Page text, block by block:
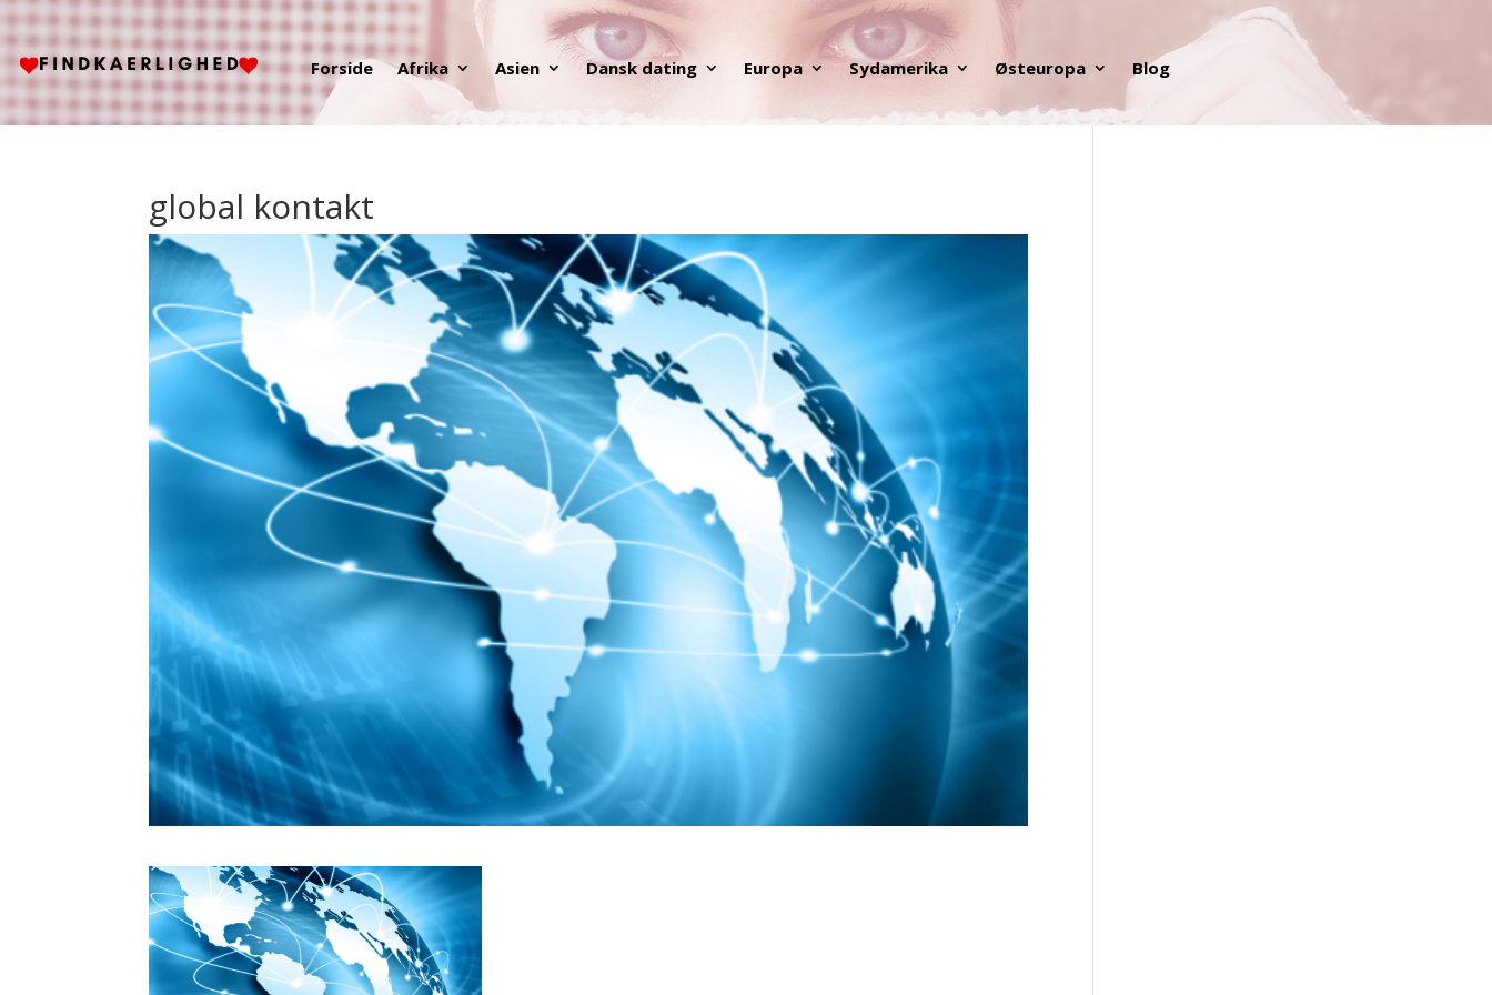
Forside Afrika Asien Dansk dating Europa Sydamerika Østeuropa Blog
global kontakt